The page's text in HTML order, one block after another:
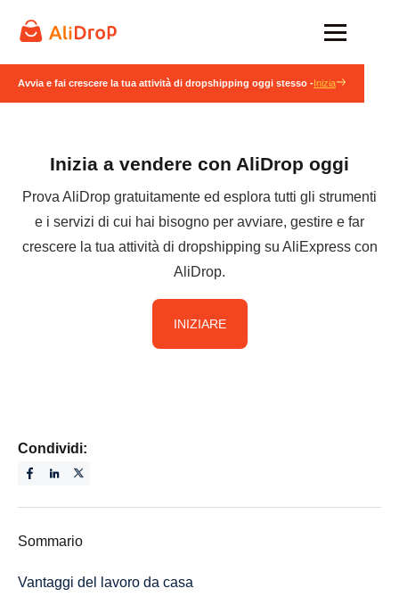
Avvia e fai crescere la tua attività di dropshipping oggi stesso -Inizia
Inizia a vendere con AliDrop oggi
Prova AliDrop gratuitamente ed esplora tutti gli strumenti
e i servizi di cui hai bisogno per avviare, gestire e far
crescere la tua attività di dropshipping su AliExpress con
AliDrop.
INIZIARE
Condividi:
Sommario
Vantaggi del lavoro da casa